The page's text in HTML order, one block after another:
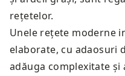
rețetelor.
Unele rețete moderne
elaborate, cu adaosuri
adăuga complexitate și